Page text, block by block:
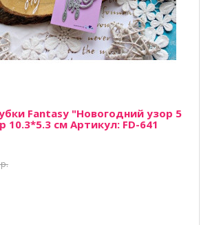
Fantasy "Новогодний узор 5
10.3*5.3 см Артикул: FD-641